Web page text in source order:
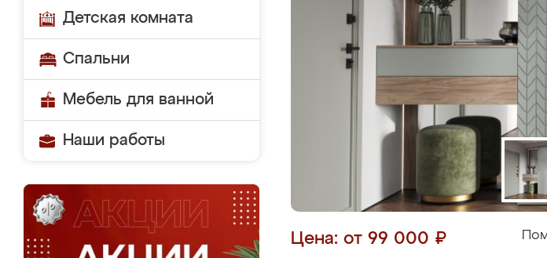
Детская комната
Спальни
Мебель для ванной
Наши работы
Цена: от 99 000 ₽